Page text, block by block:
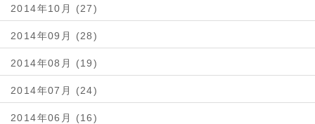
2014年10月 (27)
2014年09月 (28)
2014年08月 (19)
2014年07月 (24)
2014年06月 (16)